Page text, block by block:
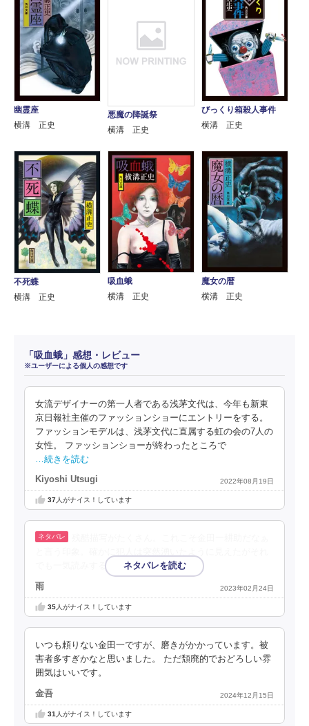
幽霊座
横溝 正史
悪魔の降誕祭
横溝 正史
びっくり箱殺人事件
横溝 正史
不死蝶
横溝 正史
吸血蛾
横溝 正史
魔女の暦
横溝 正史
「吸血蛾」感想・レビュー
※ユーザーによる個人の感想です
女流デザイナーの第一人者である浅茅文代は、今年も新東
京日報社主催のファッションショーにエントリーをする。
ファッションモデルは、浅茅文代に直属する虹の会の7人の
女性。 ファッションショーが終わったところで
…続きを読む
Kiyoshi Utsugi 2022年08月19日
37人がナイス！しています
でも一気読みするくらい面白かった。
雨 2023年02月24日
35人がナイス！しています
いつも頼りない金田一ですが、磨きがかかっています。被
害者多すぎかなと思いました。 ただ頽廃的でおどろしい雰
囲気はいいです。
金吾 2024年12月15日
31 人がナイス！しています